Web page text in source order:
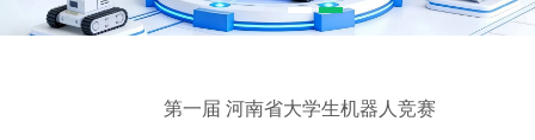
1 2
第一届 河南省大学生机器人竞赛